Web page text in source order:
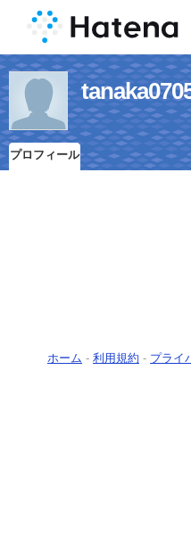
プロフィール
ホーム - 利用規約 - プライ